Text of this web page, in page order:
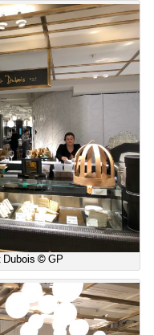
Dubois © GP